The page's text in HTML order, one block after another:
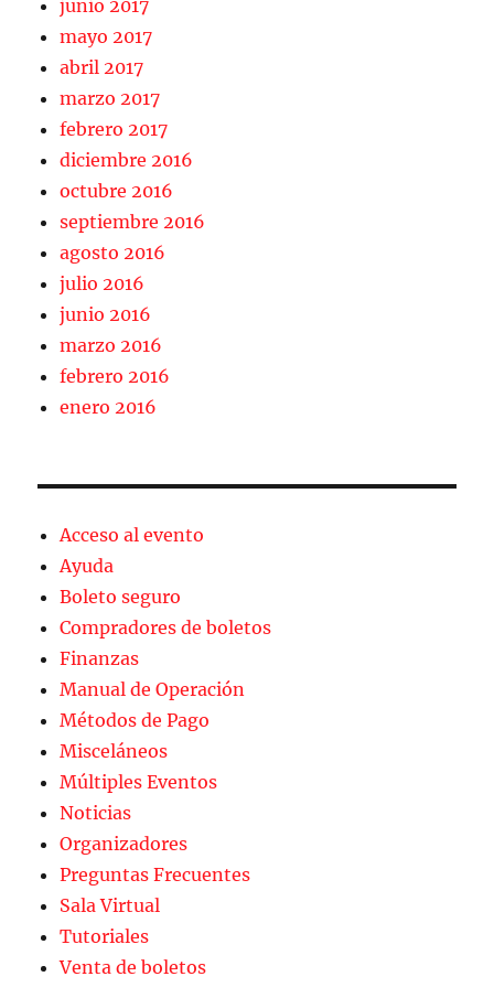
junio 2017
mayo 2017
abril 2017
marzo 2017
febrero 2017
diciembre 2016
octubre 2016
septiembre 2016
agosto 2016
julio 2016
junio 2016
marzo 2016
febrero 2016
enero 2016
Acceso al evento
Ayuda
Boleto seguro
Compradores de boletos
Finanzas
Manual de Operación
Métodos de Pago
Misceláneos
Múltiples Eventos
Noticias
Organizadores
Preguntas Frecuentes
Sala Virtual
Tutoriales
Venta de boletos